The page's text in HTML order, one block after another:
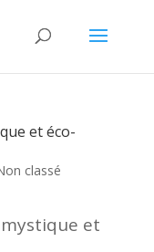
et éco-
classé
et